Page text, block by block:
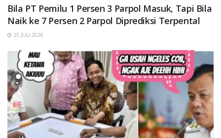
Bila PT Pemilu 1 Persen 3 Parpol Masuk, Tapi Bila
Naik ke 7 Persen 2 Parpol Diprediksi Terpental
25 JULI 2026